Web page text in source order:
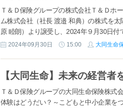
Ｔ＆Ｄ保険グループの株式会社Ｔ＆Ｄホ
ム株式会社（社長 渡邉 和典）の株式を
原 睦朗）より譲受し、2024年９月30日付
2024年09月30日 15:00 大同生命
Ｔ＆Ｄ保険グループの大同生命保険株式
体験はどうだい？～こどもと中小企業を